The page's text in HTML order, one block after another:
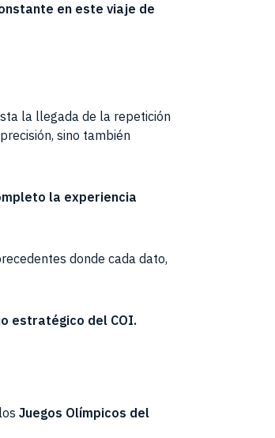
en este viaje de
la llegada de la repetición
sino también
la experiencia
donde cada dato,
estratégico del COI.
Juegos Olímpicos del